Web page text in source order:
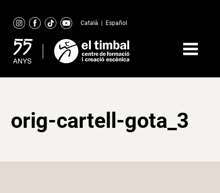
content
Català Español
orig-cartell-gota_3